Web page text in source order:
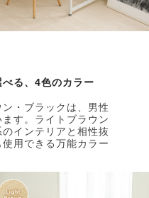
る、4色のカラー
・ブラックは、男性
す。ライトブラウン
インテリアと相性抜
用できる万能カラー